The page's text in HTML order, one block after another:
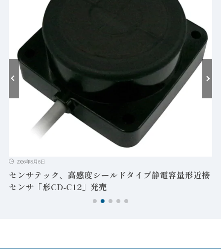
2026年8月6日
センサテック、高感度シールドタイプ静電容量形近接
センサ「形CD-C12」発売